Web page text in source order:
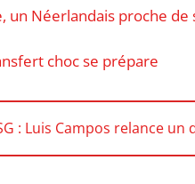
un Néerlandais proche de
choc se prépare
: Luis Campos relance un